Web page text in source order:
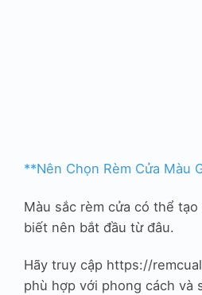
**Nên Chọn Rèm Cửa Màu
Màu sắc rèm cửa có thể
biết nên bắt đầu từ đâu.
Hãy truy cập https://
phù hợp với phong cách và